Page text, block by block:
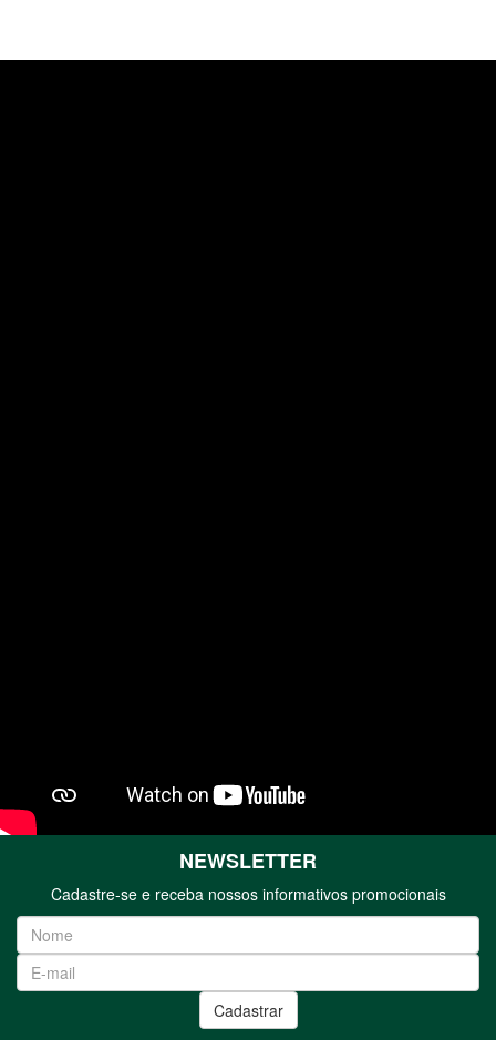
NEWSLETTER
Cadastre-se e receba nossos informativos promocionais
Cadastrar